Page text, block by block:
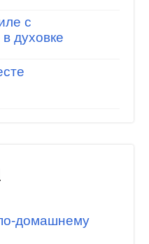
с
духовке
домашнему